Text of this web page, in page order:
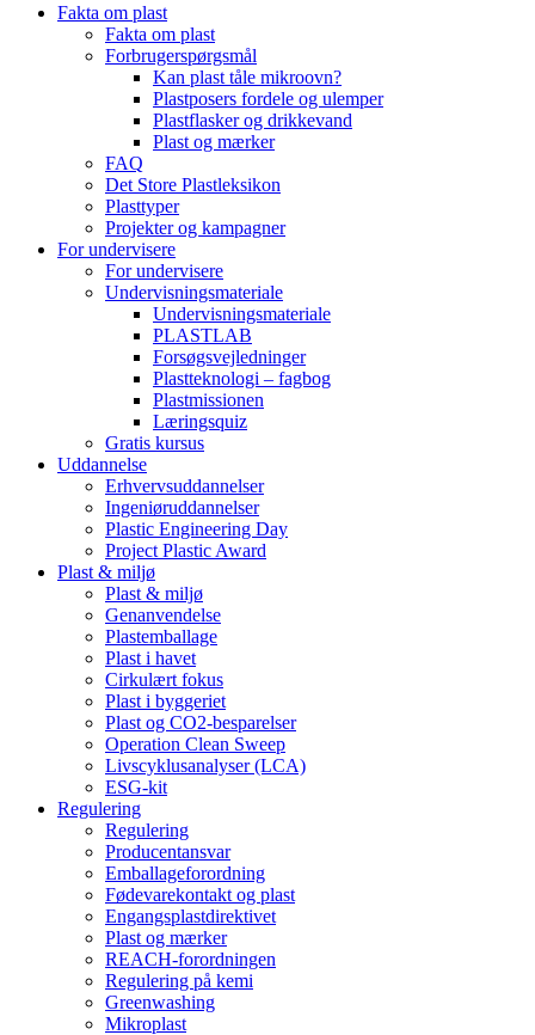
Fakta om plast
Fakta om plast
Forbrugerspørgsmål
Kan plast tåle mikroovn?
Plastposers fordele og ulemper
Plastflasker og drikkevand
Plast og mærker
FAQ
Det Store Plastleksikon
Plasttyper
Projekter og kampagner
For undervisere
For undervisere
Undervisningsmateriale
Undervisningsmateriale
PLASTLAB
Forsøgsvejledninger
Plastteknologi – fagbog
Plastmissionen
Læringsquiz
Gratis kursus
Uddannelse
Erhvervsuddannelser
Ingeniøruddannelser
Plastic Engineering Day
Project Plastic Award
Plast & miljø
Plast & miljø
Genanvendelse
Plastemballage
Plast i havet
Cirkulært fokus
Plast i byggeriet
Plast og CO2-besparelser
Operation Clean Sweep
Livscyklusanalyser (LCA)
ESG-kit
Regulering
Regulering
Producentansvar
Emballageforordning
Fødevarekontakt og plast
Engangsplastdirektivet
Plast og mærker
REACH-forordningen
Regulering på kemi
Greenwashing
Mikroplast